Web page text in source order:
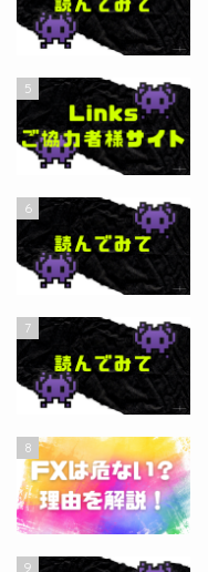
5
6
7
8
9